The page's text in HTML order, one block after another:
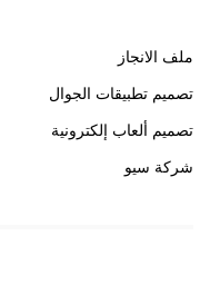
ملف الانجاز
تصميم تطبيقات الجوال
تصميم ألعاب إلكترونية
شركة سيو